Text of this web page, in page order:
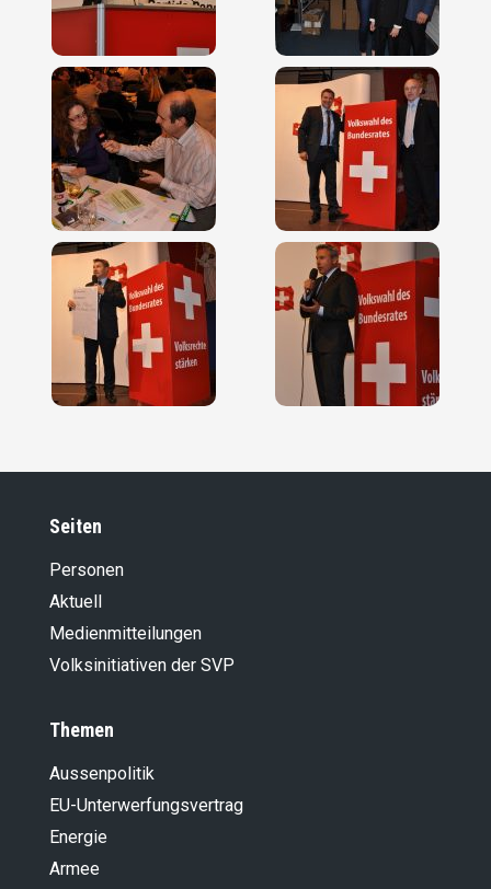
Seiten
Personen
Aktuell
Medienmitteilungen
Volksinitiativen der SVP
Themen
Aussenpolitik
EU-Unterwerfungsvertrag
Energie
Armee